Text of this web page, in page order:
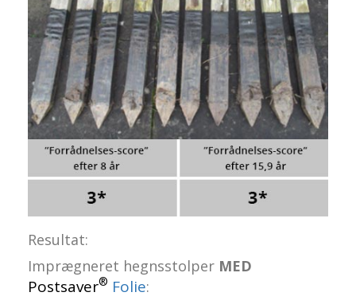
Resultat:
Imprægneret hegnsstolper MED
Postsaver® Folie: